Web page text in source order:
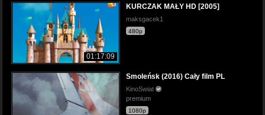
01:17:09
KURCZAK MAŁY HD [2005]
maksgacek1
480p
Smoleńsk (2016) Cały film PL
KinoSwiat
premium
1080p